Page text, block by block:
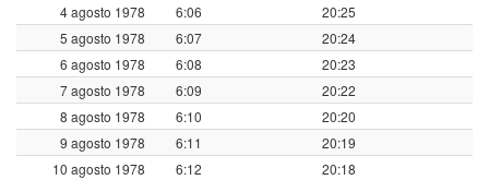
4 agosto 1978
6:06
20:25
5 agosto 1978
6:07
20:24
6 agosto 1978
6:08
20:23
7 agosto 1978
6:09
20:22
8 agosto 1978
6:10
20:20
9 agosto 1978
6:11
20:19
10 agosto 1978
6:12 20:18